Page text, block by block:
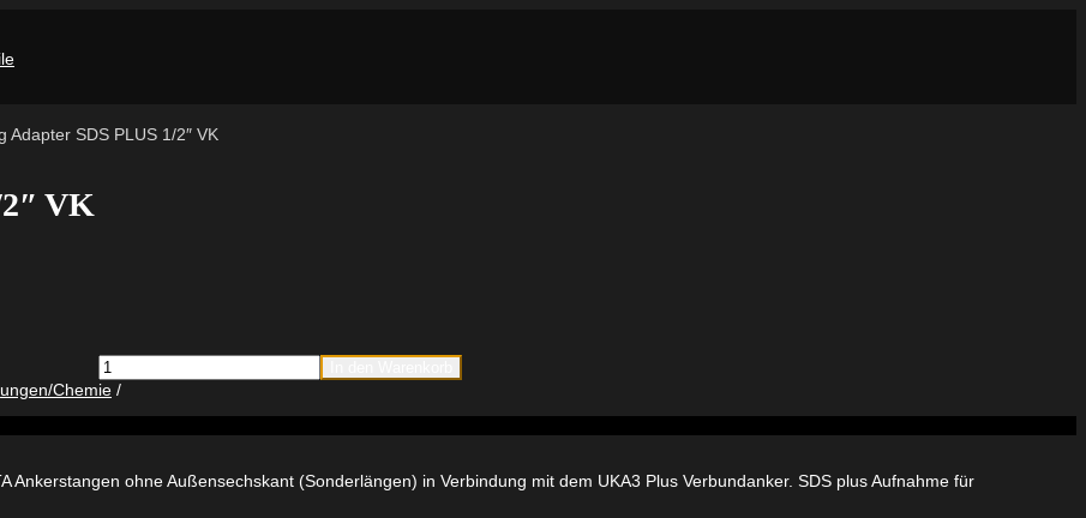
Adapter SDS PLUS 1/2″ VK
VK
Setzwerkzeug
Adapter
SDS
PLUS
1/2"
Menge
Chemie
Ankerstangen ohne Außensechskant (Sonderlängen) in Verbindung mit dem UKA3 Plus Verbundanker. SDS plus Aufnahme für